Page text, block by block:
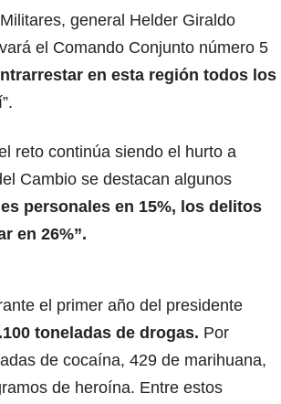
general Helder Giraldo
el Comando Conjunto número 5
en esta región todos los
reto continúa siendo el hurto a
Cambio se destacan algunos
personales en 15%, los delitos
en 26%”.
el primer año del presidente
toneladas de drogas. Por
de cocaína, 429 de marihuana,
de heroína. Entre estos